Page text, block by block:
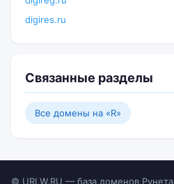
digires.ru
Связанные разделы
Все домены на «R»
© URLW.RU — база доменов Рунета